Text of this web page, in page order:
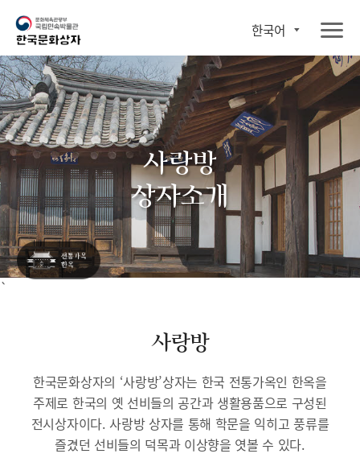
한국어
`
사랑방
상자소개
사랑방
한국문화상자의 ‘사랑방’상자는 한국 전통가옥인 한옥을
주제로 한국의 옛 선비들의 공간과 생활용품으로 구성된
전시상자이다. 사랑방 상자를 통해 학문을 익히고 풍류를
즐겼던 선비들의 덕목과 이상향을 엿볼 수 있다.